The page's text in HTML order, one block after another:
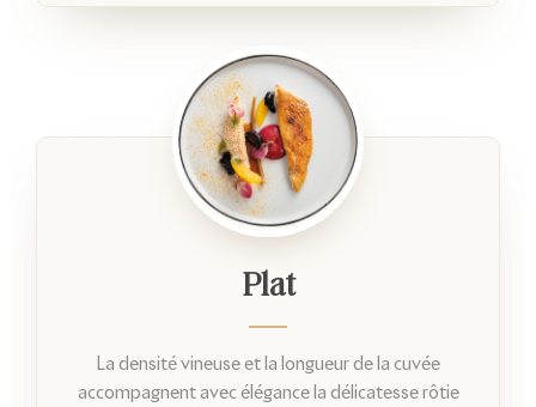
Plat
La densité vineuse et la longueur de la cuvée
accompagnent avec élégance la délicatesse rôtie